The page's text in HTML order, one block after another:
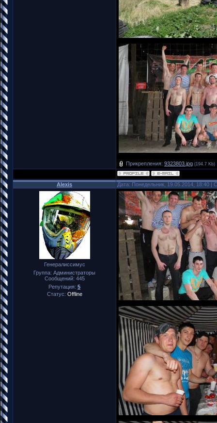
Прикрепления: 9323803.jpg (194.7 Kb)
Alexis Дата: Понедельник, 19.05.2014, 18:40 |
Генералиссимус
Группа: Администраторы
Сообщений: 445
Репутация: 5
Статус: Offline